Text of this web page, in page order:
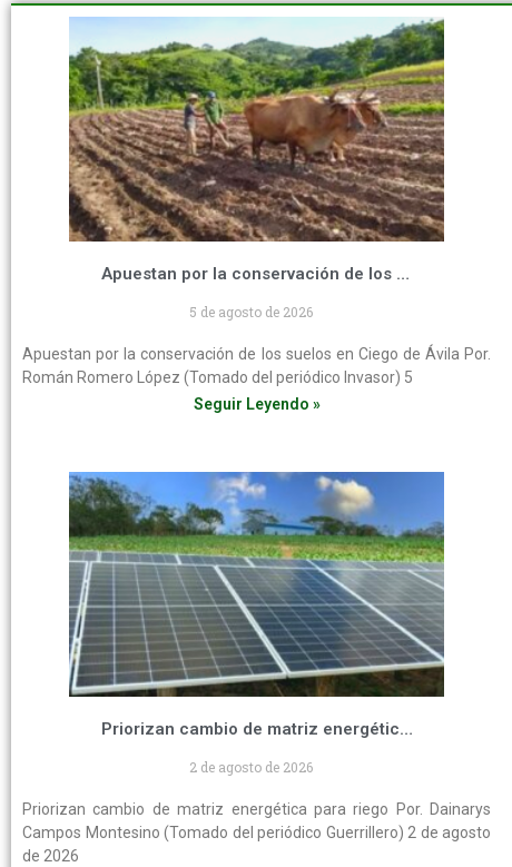
Apuestan por la conservación de los suelos en Ciego de Ávila
5 de agosto de 2026
Apuestan por la conservación de los suelos en Ciego de Ávila Por.
Román Romero López (Tomado del periódico Invasor) 5
Seguir Leyendo »
Priorizan cambio de matriz energética para riego
2 de agosto de 2026
Priorizan cambio de matriz energética para riego Por. Dainarys
Campos Montesino (Tomado del periódico Guerrillero) 2 de agosto
de 2026